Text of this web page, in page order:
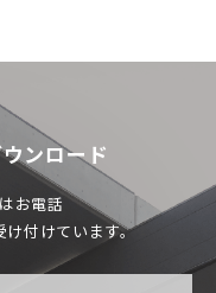
ンロード
お電話
け付けています。